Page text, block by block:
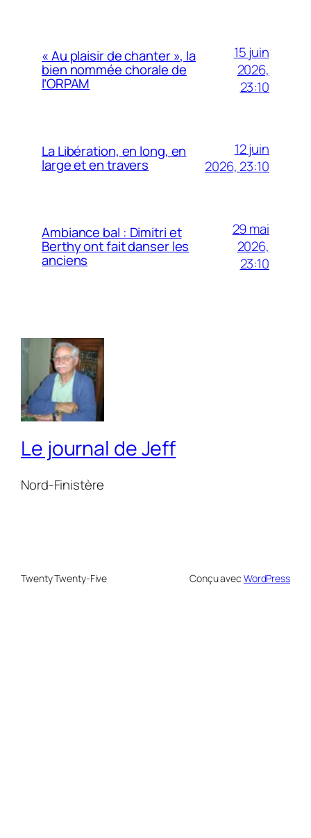
« Au plaisir de chanter », la
bien nommée chorale de
l’ORPAM
15 juin
2026,
23:10
La Libération, en long, en
large et en travers
12 juin
2026, 23:10
Ambiance bal : Dimitri et
Berthy ont fait danser les
anciens
29 mai
2026,
23:10
Le journal de Jeff
Nord-Finistère
Twenty Twenty-Five Conçu avec WordPress